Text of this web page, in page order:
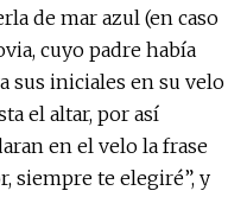
de mar azul (en caso
cuyo padre había
sus iniciales en su velo
el altar, por así
en el velo la frase
siempre te elegiré”, y